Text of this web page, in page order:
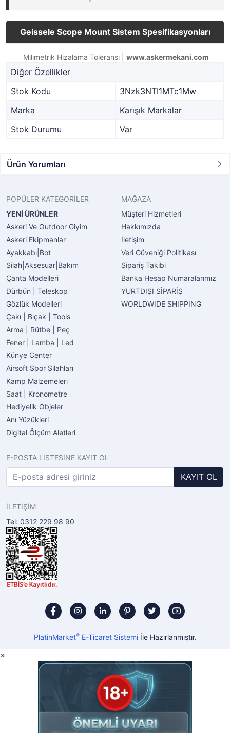
Geissele Scope Mount Sistem Spesifikasyonları
Milimetrik Hizalama Toleransı | www.askermekani.com
Diğer Özellikler
Stok Kodu
3Nzk3NTI1MTc1Mw
Marka
Karışık Markalar
Stok Durumu
Var
Ürün Yorumları
POPÜLER KATEGORİLER
YENİ ÜRÜNLER
Askeri Ve Outdoor Giyim
Askeri Ekipmanlar
Ayakkabı|Bot
Silah|Aksesuar|Bakım
Çanta Modelleri
Dürbün | Teleskop
Gözlük Modelleri
Çakı | Bıçak | Tools
Arma | Rütbe | Peç
Fener | Lamba | Led
Künye Center
Airsoft Spor Silahları
Kamp Malzemeleri
Saat | Kronometre
Hediyelik Objeler
Anı Yüzükleri
Digital Ölçüm Aletleri
MAĞAZA
Müşteri Hizmetleri
Hakkımızda
İletişim
Veri Güveniği Politikası
Sipariş Takibi
Banka Hesap Numaralarımız
YURTDIŞI SİPARİŞ
WORLDWIDE SHIPPING
E-POSTA LİSTESİNE KAYIT OL
KAYIT OL
İLETİŞİM
Tel: 0312 229 98 90
PlatinMarket®E-Ticaret Sistemiİle Hazırlanmıştır.
×